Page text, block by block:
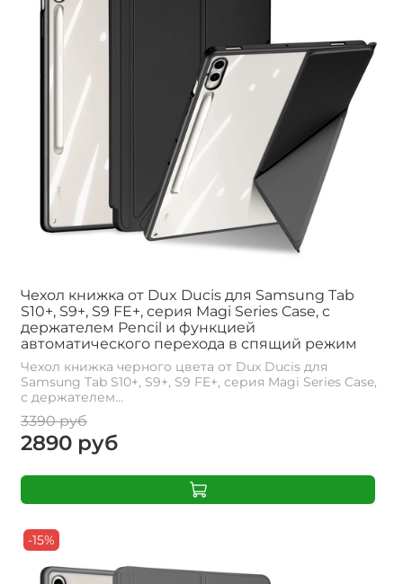
Чехол книжка от Dux Ducis для Samsung Tab
S10+, S9+, S9 FE+, серия Magi Series Case, с
держателем Pencil и функцией
автоматического перехода в спящий режим
Чехол книжка черного цвета от Dux Ducis для
Samsung Tab S10+, S9+, S9 FE+, серия Magi Series Case,
с держателем...
3390 руб
2890 руб
-15%